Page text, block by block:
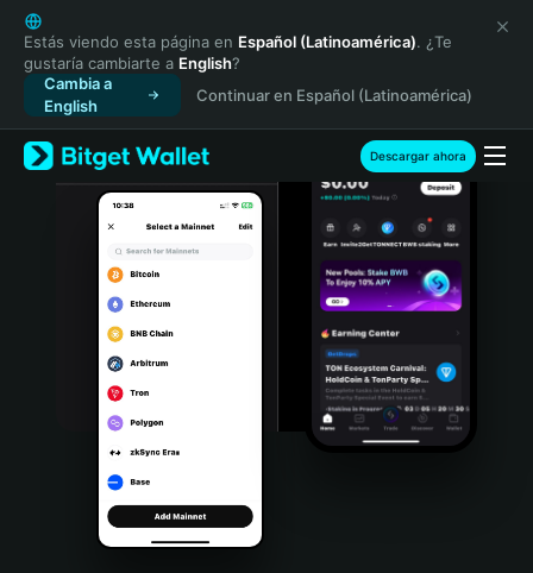
English
日本語
Tiếng Việt
Русский
Español (Latinoamérica)
Türkçe
Italiano
Português (Portugal)
Bahasa Indonesia
Português (Brasil)
Español (Argentina)
Estás viendo esta página en Español (Latinoamérica). ¿Te
gustaría cambiarte a English?
Cambia a
English
Continuar en Español (Latinoamérica)
Descargar ahora